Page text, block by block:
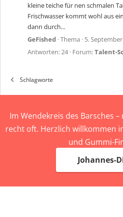
kleine teiche für nen schmalen
Frischwasser kommt wohl aus
dann durch...
GeFished Thema 5. September
Antworten: 24 Forum:Talent-
Schlagworte
Im Wendekreis des Barsches
recht oft. Herzlich willkommen
und Gummi-
Johannes-